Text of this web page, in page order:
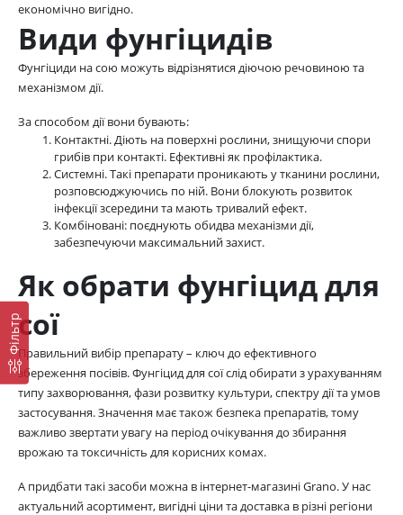
Фільтр
економічно вигідно.
Види фунгіцидів
Фунгіциди на сою можуть відрізнятися діючою речовиною та
механізмом дії.
За способом дії вони бувають:
Контактні. Діють на поверхні рослини, знищуючи спори
грибів при контакті. Ефективні як профілактика.
Системні. Такі препарати проникають у тканини рослини,
розповсюджуючись по ній. Вони блокують розвиток
інфекції зсередини та мають тривалий ефект.
Комбіновані: поєднують обидва механізми дії,
забезпечуючи максимальний захист.
Як обрати фунгіцид для
сої
Правильний вибір препарату – ключ до ефективного
збереження посівів. Фунгіцид для сої слід обирати з урахуванням
типу захворювання, фази розвитку культури, спектру дії та умов
застосування. Значення має також безпека препаратів, тому
важливо звертати увагу на період очікування до збирання
врожаю та токсичність для корисних комах.
А придбати такі засоби можна в інтернет-магазині Grano. У нас
актуальний асортимент, вигідні ціни та доставка в різні регіони